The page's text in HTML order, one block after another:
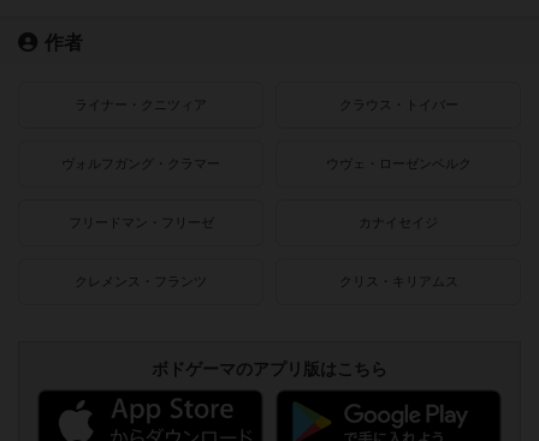
作者
ライナー・クニツィア クラウス・トイバー
ヴォルフガング・クラマー ウヴェ・ローゼンベルク
フリードマン・フリーゼ カナイセイジ
クレメンス・フランツ クリス・キリアムス
ボドゲーマのアプリ版はこちら